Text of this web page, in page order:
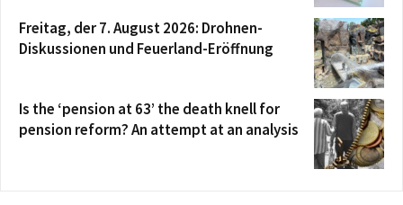
Freitag, der 7. August 2026: Drohnen-
Diskussionen und Feuerland-Eröffnung
Is the ‘pension at 63’ the death knell for
pension reform? An attempt at an analysis